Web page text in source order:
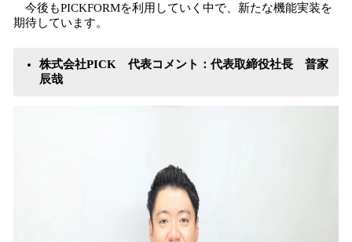
今後もPICKFORMを利用していく中で、新たな機能実装を
期待しています。
株式会社PICK 代表コメント：代表取締役社長 普家
辰哉